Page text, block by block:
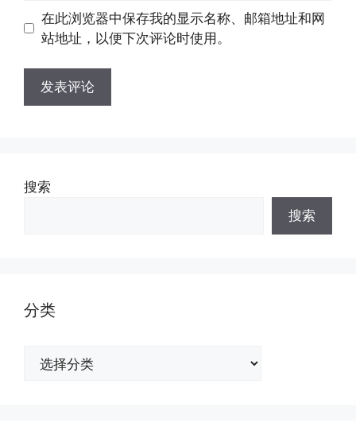
址
址
在此浏览器中保存我的显示名称、邮箱地址和网
站地址，以便下次评论时使用。
搜索
搜索
分类